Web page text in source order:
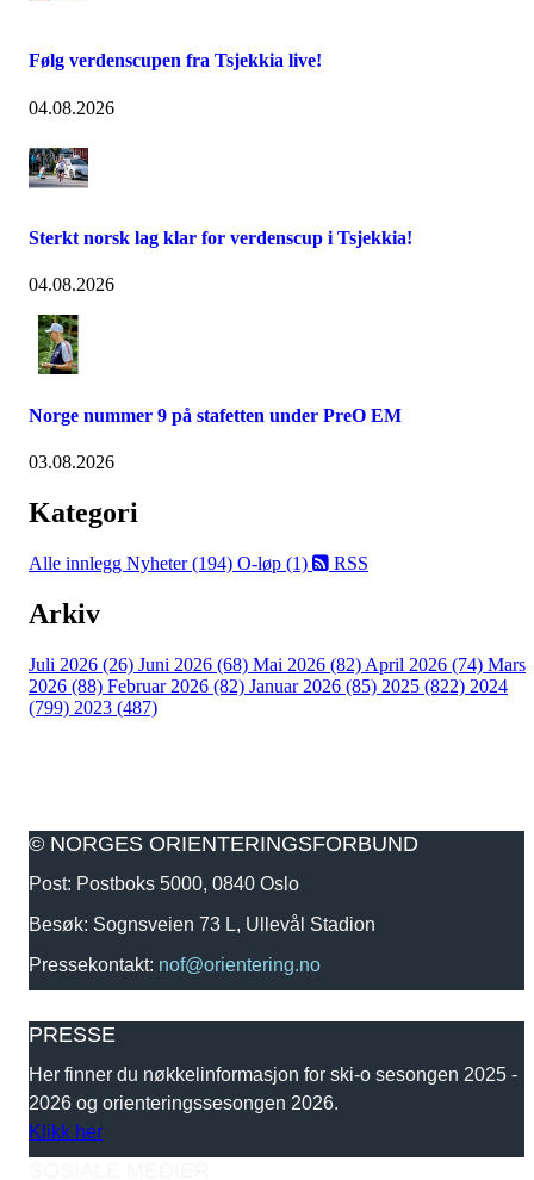
Følg verdenscupen fra Tsjekkia live!
04.08.2026
Sterkt norsk lag klar for verdenscup i Tsjekkia!
04.08.2026
Norge nummer 9 på stafetten under PreO EM
03.08.2026
Kategori
Alle innlegg Nyheter (194) O-løp (1) RSS
Arkiv
Juli 2026 (26) Juni 2026 (68) Mai 2026 (82) April 2026 (74) Mars
2026 (88) Februar 2026 (82) Januar 2026 (85) 2025 (822) 2024
(799) 2023 (487)
© NORGES ORIENTERINGSFORBUND
Post: Postboks 5000, 0840 Oslo
Besøk: Sognsveien 73 L, Ullevål Stadion
Pressekontakt: nof@orientering.no
PRESSE
Her finner du nøkkelinformasjon for ski-o sesongen 2025 -
2026 og orienteringssesongen 2026.
Klikk her